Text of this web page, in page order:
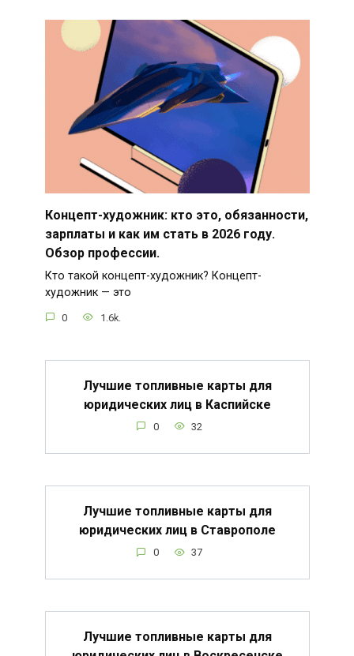
Концепт-художник: кто это, обязанности,
зарплаты и как им стать в 2026 году.
Обзор профессии.
Кто такой концепт-художник? Концепт-
художник — это
0 1.6k.
Лучшие топливные карты для
юридических лиц в Каспийске
0 32
Лучшие топливные карты для
юридических лиц в Ставрополе
0 37
Лучшие топливные карты для